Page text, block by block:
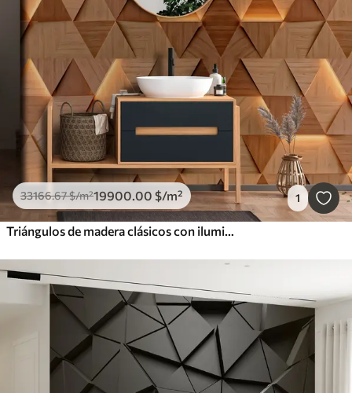
33166.67$/m²19900.00 $/m² 1
Triángulos de madera clásicos con iluminación 3D